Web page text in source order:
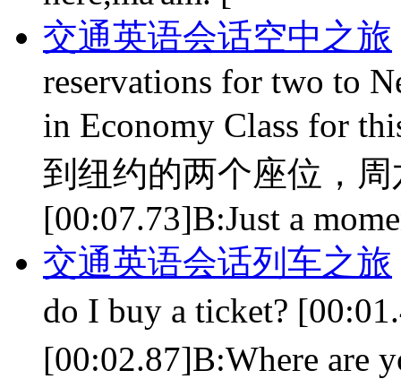
交通英语会话空中之旅
reservations for two to
in Economy Class for
到纽约的两个座位，
[00:07.73]B:Just a
交通英语会话列车之旅
do I buy a ticket?
[00:02.87]B:Where are